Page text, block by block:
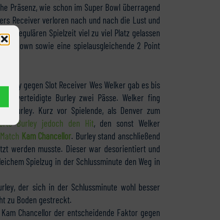
Präsenz, wie schon im Super Bowl überragend
Receiver verloren nach und nach die Lust und
regulären Spielzeit viel zu viel Platz gelassen
sowie eine spielausgleichende 2 Point
gegen Slot Receiver Wes Welker gab es bis
verteidigte Burley zwei Pässe. Welker fing
Burley. Kurz vor Spielende, als Denver zum
Burley jedoch den Hit, den sonst Welker
Kam Chancellor. Burley stand anschließend
werden musste. Dieser war desorientiert und
Spielzug in der Schlussminute den Weg in
der sich in der Schlussminute wohl besser
zu Boden gestreckt.
Chancellor der entscheidende Faktor gegen